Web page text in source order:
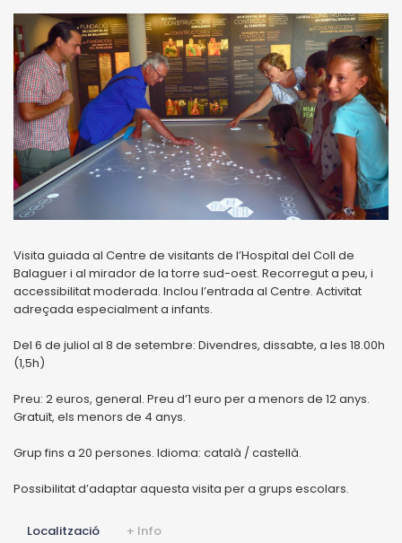
Visita guiada al Centre de visitants de l’Hospital del Coll de
Balaguer i al mirador de la torre sud-oest. Recorregut a peu, i
accessibilitat moderada. Inclou l’entrada al Centre. Activitat
adreçada especialment a infants.
Del 6 de juliol al 8 de setembre: Divendres, dissabte, a les 18.00h
(1,5h)
Preu: 2 euros, general. Preu d’1 euro per a menors de 12 anys.
Gratuït, els menors de 4 anys.
Grup fins a 20 persones. Idioma: català / castellà.
Possibilitat d’adaptar aquesta visita per a grups escolars.
Localització + Info